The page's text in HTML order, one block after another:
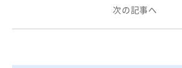
次の記事へ